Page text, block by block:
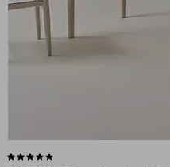
3,3 baserat på 11 st betyg